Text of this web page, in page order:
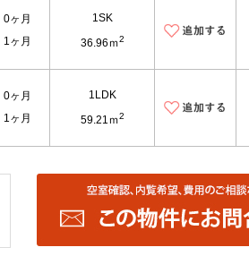
0ヶ月
1ヶ月
1SK
36.96ｍ2
0ヶ月
1ヶ月
1LDK
59.21ｍ2